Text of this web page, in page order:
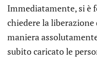
Immediatamente, si è
chiedere la
maniera
subito caricato le